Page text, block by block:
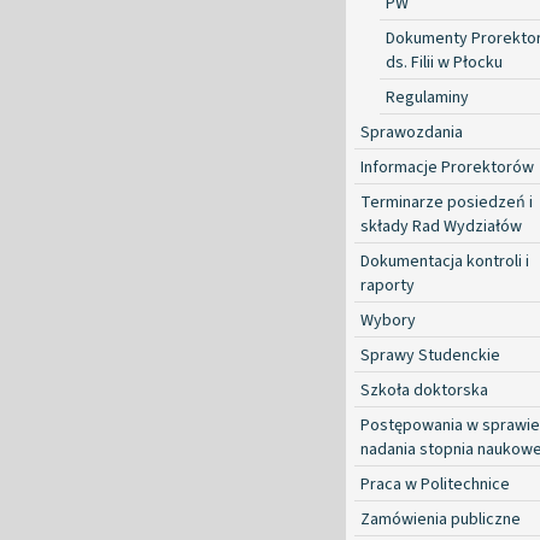
Dokumenty
ds. Filii w Płocku
Regulaminy
Sprawozdania
Informacje Prorektorów
Terminarze posiedzeń i
składy Rad Wydziałów
Dokumentacja kontroli i
raporty
Wybory
Sprawy Studenckie
Szkoła doktorska
Postępowania w sprawie
nadania stopnia
Praca w Politechnice
Zamówienia publiczne